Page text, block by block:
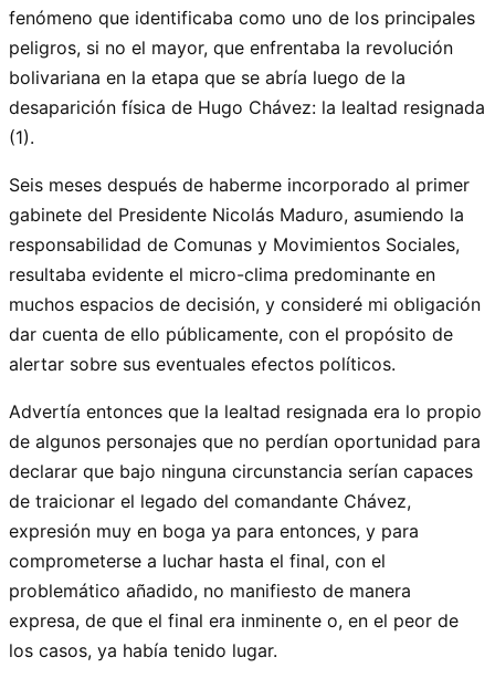
fenómeno que identificaba como uno de los principales
peligros, si no el mayor, que enfrentaba la revolución
bolivariana en la etapa que se abría luego de la
desaparición física de Hugo Chávez: la lealtad resignada
(1).
Seis meses después de haberme incorporado al primer
gabinete del Presidente Nicolás Maduro, asumiendo la
responsabilidad de Comunas y Movimientos Sociales,
resultaba evidente el micro-clima predominante en
muchos espacios de decisión, y consideré mi obligación
dar cuenta de ello públicamente, con el propósito de
alertar sobre sus eventuales efectos políticos.
Advertía entonces que la lealtad resignada era lo propio
de algunos personajes que no perdían oportunidad para
declarar que bajo ninguna circunstancia serían capaces
de traicionar el legado del comandante Chávez,
expresión muy en boga ya para entonces, y para
comprometerse a luchar hasta el final, con el
problemático añadido, no manifiesto de manera
expresa, de que el final era inminente o, en el peor de
los casos, ya había tenido lugar.